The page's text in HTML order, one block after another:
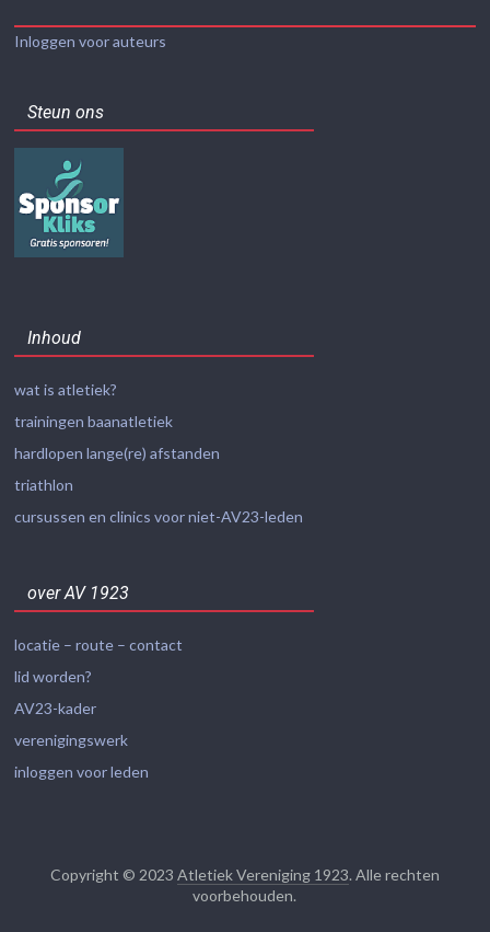
Inloggen voor auteurs
Steun ons
Inhoud
wat is atletiek?
trainingen baanatletiek
hardlopen lange(re) afstanden
triathlon
cursussen en clinics voor niet-AV23-leden
over AV 1923
locatie – route – contact
lid worden?
AV23-kader
verenigingswerk
inloggen voor leden
Copyright © 2023 Atletiek Vereniging 1923. Alle rechten
voorbehouden.